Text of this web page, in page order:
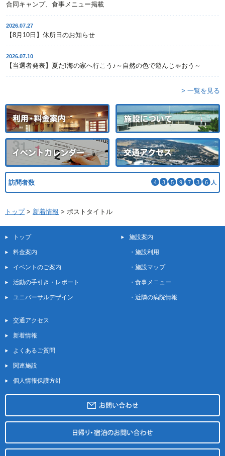
合同キャンプ、食事メニュー掲載
2026.07.27
【8月10日】休所日のお知らせ
2026.07.10
【当選者発表】夏だ!海の家へ行こう♪～自然の色で遊んじゃおう～
> 一覧を見る
訪問者数 4 3 5 9 7 3 6 人
トップ> 新着情報 > ポストタイトル
トップ
料金案内
イベントのご案内
活動の手引き・レポート
ユニバーサルデザイン
施設案内
・施設利用
・施設マップ
・食事メニュー
・近隣の病院情報
交通アクセス
新着情報
よくあるご質問
関連施設
個人情報保護方針